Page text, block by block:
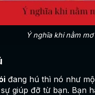
Ý nghĩa khi nằm
đang hú thì nó như
giúp đỡ từ bạn. Bạn